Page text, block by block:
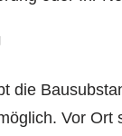
die
Vor Ort